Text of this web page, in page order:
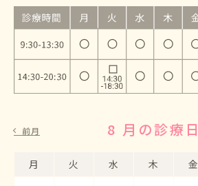
前月 8 月の診療日
月 火 水 木 金
9 月の診療日
月 火 水 木 金